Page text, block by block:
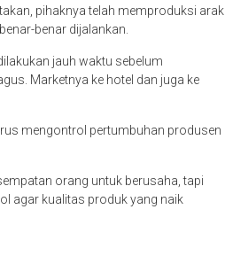
pihaknya telah memproduksi arak
benar dijalankan.
jauh waktu sebelum
Marketnya ke hotel dan juga ke
mengontrol pertumbuhan produsen
orang untuk berusaha, tapi
agar kualitas produk yang naik